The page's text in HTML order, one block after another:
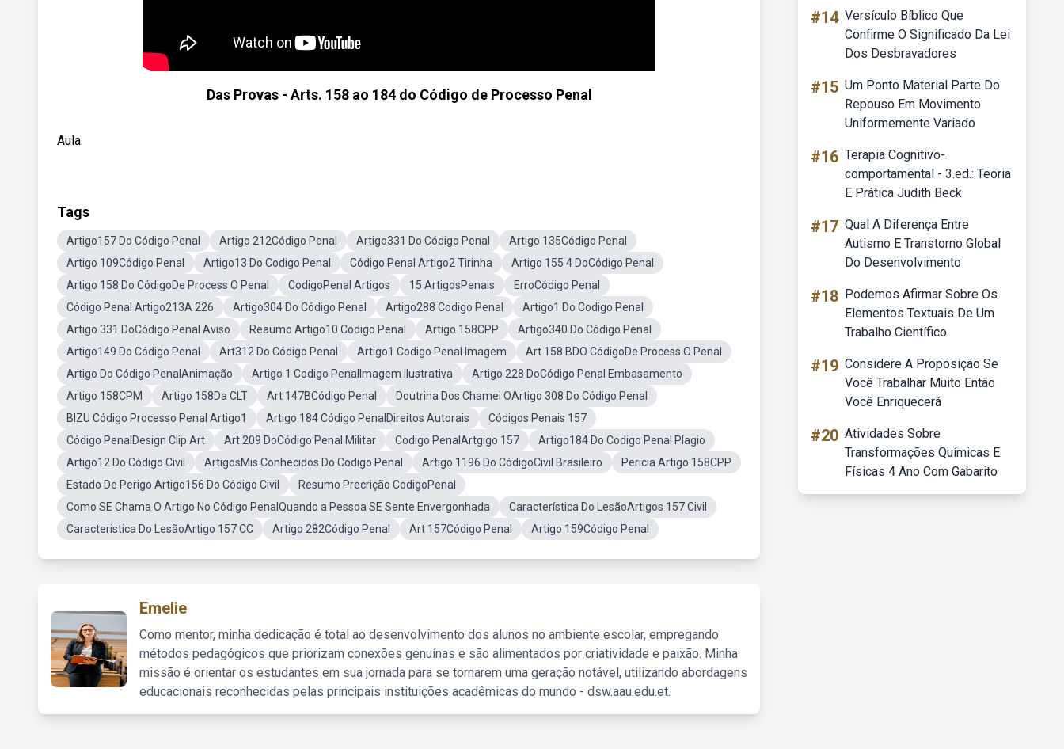
Das Provas - Arts. 158 ao 184 do Código de Processo Penal
Aula.
Tags
Artigo157 Do Código Penal Artigo 212Código Penal Artigo331 Do Código Penal
Artigo 135Código Penal
Artigo 109Código Penal
Artigo13 Do Codigo Penal Código Penal Artigo2 Tirinha
Artigo 155 4 DoCódigo Penal
Artigo 158 Do CódigoDe Process O Penal
CodigoPenal Artigos 15 ArtigosPenais
ErroCódigo Penal
Código Penal Artigo213A 226
Artigo304 Do Código Penal Artigo288 Codigo Penal
Artigo1 Do Codigo Penal
Artigo 331 DoCódigo Penal Aviso
Reaumo Artigo10 Codigo Penal Artigo 158CPP
Artigo340 Do Código Penal
Artigo149 Do Código Penal
Art312 Do Código Penal Artigo1 Codigo Penal Imagem
Art 158 BDO CódigoDe Process O Penal
Artigo Do Código PenalAnimação
Artigo 1 Codigo PenalImagem Ilustrativa
Artigo 228 DoCódigo Penal Embasamento
Artigo 158CPM
Artigo 158Da CLT Art 147BCódigo Penal
Doutrina Dos Chamei OArtigo 308 Do Código Penal
BIZU Código Processo Penal Artigo1
Artigo 184 Código PenalDireitos Autorais
Códigos Penais 157
Código PenalDesign Clip Art
Art 209 DoCódigo Penal Militar Codigo PenalArtgigo 157
Artigo184 Do Codigo Penal Plagio
Artigo12 Do Código Civil
ArtigosMis Conhecidos Do Codigo Penal Artigo 1196 Do CódigoCivil Brasileiro
Pericia Artigo 158CPP
Estado De Perigo Artigo156 Do Código Civil
Resumo Precrição CodigoPenal
Como SE Chama O Artigo No Código PenalQuando a Pessoa SE Sente Envergonhada
Característica Do LesãoArtigos 157 Civil
Caracteristica Do LesãoArtigo 157 CC
Artigo 282Código Penal Art 157Código Penal Artigo 159Código Penal
Emelie
Como mentor, minha dedicação é total ao desenvolvimento dos alunos no ambiente escolar, empregando
métodos pedagógicos que priorizam conexões genuínas e são alimentados por criatividade e paixão. Minha
missão é orientar os estudantes em sua jornada para se tornarem uma geração notável, utilizando abordagens
educacionais reconhecidas pelas principais instituições acadêmicas do mundo - dsw.aau.edu.et.
#14 Versículo Bíblico Que
Confirme O Significado Da Lei
Dos Desbravadores
#15 Um Ponto Material Parte Do
Repouso Em Movimento
Uniformemente Variado
#16 Terapia Cognitivo-
comportamental - 3.ed.: Teoria
E Prática Judith Beck
#17 Qual A Diferença Entre
Autismo E Transtorno Global
Do Desenvolvimento
#18 Podemos Afirmar Sobre Os
Elementos Textuais De Um
Trabalho Científico
#19 Considere A Proposição Se
Você Trabalhar Muito Então
Você Enriquecerá
#20 Atividades Sobre
Transformações Químicas E
Físicas 4 Ano Com Gabarito